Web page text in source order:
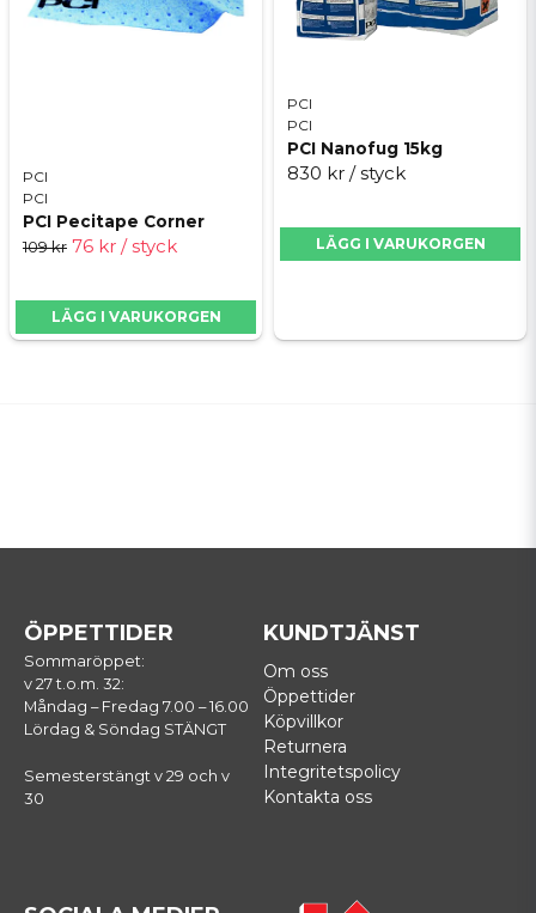
PCI
PCI
PCI Pecitape Corner
109 kr 76 kr / styck
LÄGG I VARUKORGEN
PCI
PCI
PCI Nanofug 15kg
830 kr / styck
LÄGG I VARUKORGEN
ÖPPETTIDER
Sommaröppet:
v 27 t.o.m. 32:
Måndag – Fredag 7.00 – 16.00
Lördag & Söndag STÄNGT
Semesterstängt v 29 och v
30
KUNDTJÄNST
Om oss
Öppettider
Köpvillkor
Returnera
Integritetspolicy
Kontakta oss